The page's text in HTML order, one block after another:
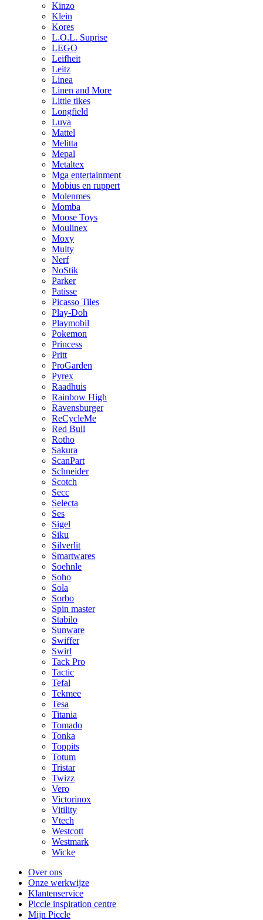
Kinzo
Klein
Kores
L.O.L. Suprise
LEGO
Leifheit
Leitz
Linea
Linen and More
Little tikes
Longfield
Luva
Mattel
Melitta
Mepal
Metaltex
Mga entertainment
Mobius en ruppert
Molenmes
Momba
Moose Toys
Moulinex
Moxy
Multy
Nerf
NoStik
Parker
Patisse
Picasso Tiles
Play-Doh
Playmobil
Pokemon
Princess
Pritt
ProGarden
Pyrex
Raadhuis
Rainbow High
Ravensburger
ReCycleMe
Red Bull
Rotho
Sakura
ScanPart
Schneider
Scotch
Secc
Selecta
Ses
Sigel
Siku
Silverlit
Smartwares
Soehnle
Soho
Sola
Sorbo
Spin master
Stabilo
Sunware
Swiffer
Swirl
Tack Pro
Tactic
Tefal
Tekmee
Tesa
Titania
Tomado
Tonka
Toppits
Totum
Tristar
Twizz
Vero
Victorinox
Vitility
Vtech
Westcott
Westmark
Wicke
Over ons
Onze werkwijze
Klantenservice
Piccle inspiration centre
Mijn Piccle